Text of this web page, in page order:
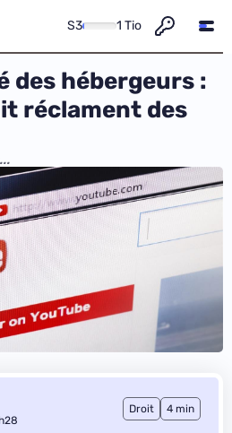
S3 1 Tio
des hébergeurs :
réclament des
Droit 4 min